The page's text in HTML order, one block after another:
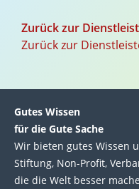
Zurück zur
Zurück zur
Gutes Wissen
für die Gute Sache
Wir bie­ten gutes Wis­sen
Stif­tung, Non-Profit,
die die Welt bes­ser